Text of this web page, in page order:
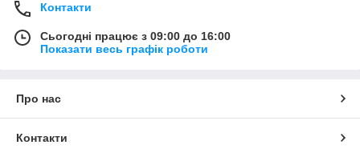
Контакти
Сьогодні працює з 09:00 до 16:00
Показати весь графік роботи
Про нас
Контакти